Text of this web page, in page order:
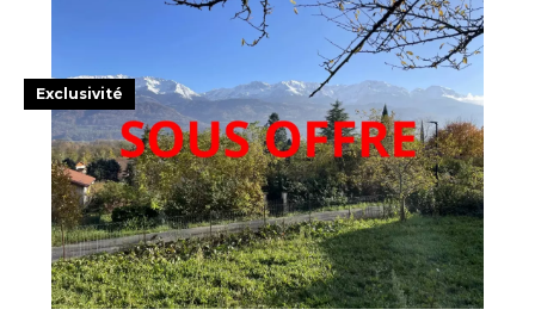
Exclusivité